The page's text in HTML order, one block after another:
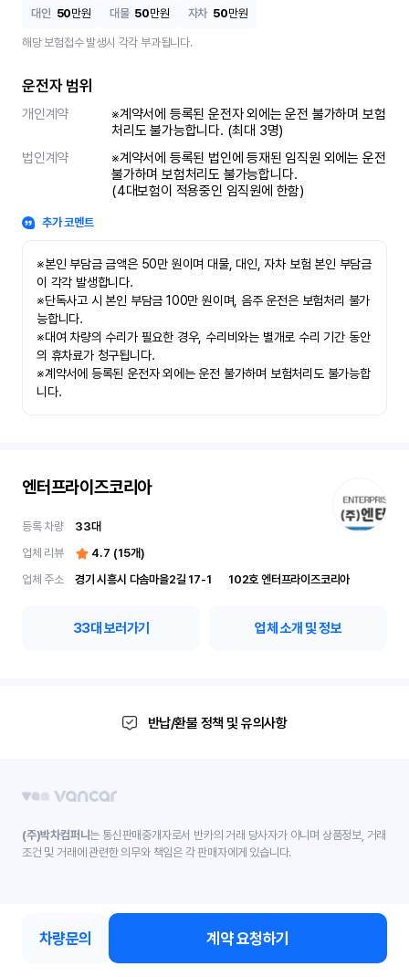
대인 50만원 대물 50만원 자차 50만원
해당 보험접수 발생시 각각 부과됩니다.
운전자 범위
개인계약
※계약서에 등록된 운전자 외에는 운전 불가하며 보험
처리도 불가능합니다. (최대 3명)
법인계약
※계약서에 등록된 법인에 등재된 임직원 외에는 운전
불가하며 보험처리도 불가능합니다.
(4대보험이 적용중인 임직원에 한함)
추가 코멘트
※본인 부담금 금액은 50만 원이며 대물, 대인, 자차 보험 본인 부담금
이 각각 발생합니다.
※단독사고 시 본인 부담금 100만 원이며, 음주 운전은 보험처리 불가
능합니다.
※대여 차량의 수리가 필요한 경우, 수리비와는 별개로 수리 기간 동안
의 휴차료가 청구됩니다.
※계약서에 등록된 운전자 외에는 운전 불가하며 보험처리도 불가능합
니다.
엔터프라이즈코리아
등록 차량 33대
업체 리뷰
4.7 (15개)
업체 주소
경기 시흥시 다솜마을2길 17-1	102호 엔터프라이즈코리아
33대 보러가기 업체 소개 및 정보
반납/환불 정책 및 유의사항
차량문의 계약 요청하기
(주)박차컴퍼니는 통신판매중개자로서 반카의 거래 당사자가 아니며 상품정보, 거래
조건 및 거래에 관련한 의무와 책임은 각 판매자에게 있습니다.